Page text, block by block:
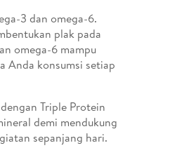
3 dan omega-6.
plak pada
omega-6 mampu
Anda konsumsi setiap
Triple Protein
demi mendukung
sepanjang hari.